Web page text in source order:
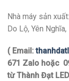
Nhà máy sản
Do Lộ, Yên
( Email:
671 Zalo hoặc
từ Thành Đạt LED